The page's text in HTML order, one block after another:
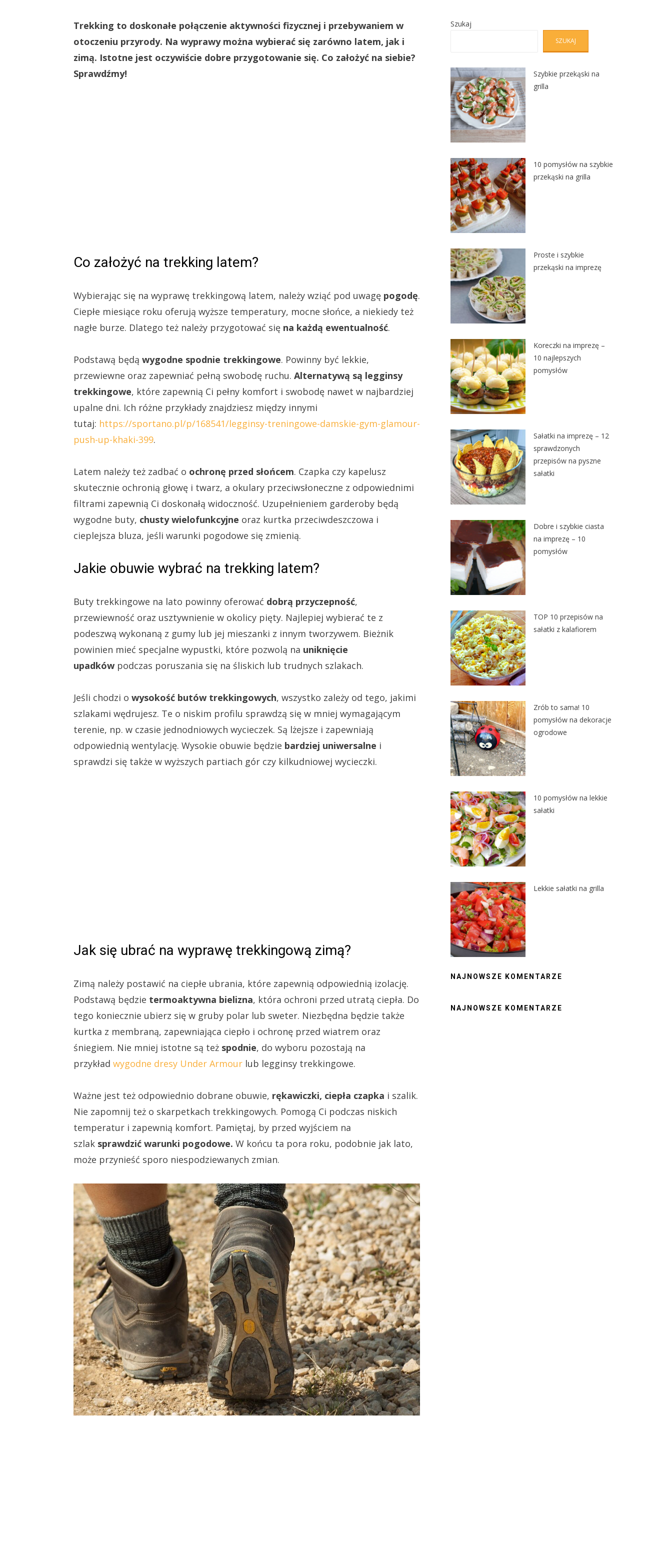
Trekking to doskonałe połączenie aktywności fizycznej i przebywaniem w
otoczeniu przyrody. Na wyprawy można wybierać się zarówno latem, jak i
zimą. Istotne jest oczywiście dobre przygotowanie się. Co założyć na siebie?
Sprawdźmy!
Co założyć na trekking latem?
Wybierając się na wyprawę trekkingową latem, należy wziąć pod uwagę pogodę.
Ciepłe miesiące roku oferują wyższe temperatury, mocne słońce, a niekiedy też
nagłe burze. Dlatego też należy przygotować się na każdą ewentualność.
Podstawą będą wygodne spodnie trekkingowe. Powinny być lekkie,
przewiewne oraz zapewniać pełną swobodę ruchu. Alternatywą są legginsy
trekkingowe, które zapewnią Ci pełny komfort i swobodę nawet w najbardziej
upalne dni. Ich różne przykłady znajdziesz między innymi
tutaj: https://sportano.pl/p/168541/legginsy-treningowe-damskie-gym-glamour-
push-up-khaki-399.
Latem należy też zadbać o ochronę przed słońcem. Czapka czy kapelusz
skutecznie ochronią głowę i twarz, a okulary przeciwsłoneczne z odpowiednimi
filtrami zapewnią Ci doskonałą widoczność. Uzupełnieniem garderoby będą
wygodne buty, chusty wielofunkcyjne oraz kurtka przeciwdeszczowa i
cieplejsza bluza, jeśli warunki pogodowe się zmienią.
Jakie obuwie wybrać na trekking latem?
Buty trekkingowe na lato powinny oferować dobrą przyczepność,
przewiewność oraz usztywnienie w okolicy pięty. Najlepiej wybierać te z
podeszwą wykonaną z gumy lub jej mieszanki z innym tworzywem. Bieżnik
powinien mieć specjalne wypustki, które pozwolą na uniknięcie
upadków podczas poruszania się na śliskich lub trudnych szlakach.
Jeśli chodzi o wysokość butów trekkingowych, wszystko zależy od tego, jakimi
szlakami wędrujesz. Te o niskim profilu sprawdzą się w mniej wymagającym
terenie, np. w czasie jednodniowych wycieczek. Są lżejsze i zapewniają
odpowiednią wentylację. Wysokie obuwie będzie bardziej uniwersalne i
sprawdzi się także w wyższych partiach gór czy kilkudniowej wycieczki.
Jak się ubrać na wyprawę trekkingową zimą?
Zimą należy postawić na ciepłe ubrania, które zapewnią odpowiednią izolację.
Podstawą będzie termoaktywna bielizna, która ochroni przed utratą ciepła. Do
tego koniecznie ubierz się w gruby polar lub sweter. Niezbędna będzie także
kurtka z membraną, zapewniająca ciepło i ochronę przed wiatrem oraz
śniegiem. Nie mniej istotne są też spodnie, do wyboru pozostają na
przykład wygodne dresy Under Armour lub legginsy trekkingowe.
Ważne jest też odpowiednio dobrane obuwie, rękawiczki, ciepła czapka i szalik.
Nie zapomnij też o skarpetkach trekkingowych. Pomogą Ci podczas niskich
temperatur i zapewnią komfort. Pamiętaj, by przed wyjściem na
szlak sprawdzić warunki pogodowe. W końcu ta pora roku, podobnie jak lato,
może przynieść sporo niespodziewanych zmian.
Szukaj
SZUKAJ
Szybkie przekąski na
grilla
10 pomysłów na szybkie
przekąski na grilla
Proste i szybkie
przekąski na imprezę
Koreczki na imprezę –
10 najlepszych
pomysłów
Sałatki na imprezę – 12
sprawdzonych
przepisów na pyszne
sałatki
Dobre i szybkie ciasta
na imprezę – 10
pomysłów
TOP 10 przepisów na
sałatki z kalafiorem
Zrób to sama! 10
pomysłów na dekoracje
ogrodowe
10 pomysłów na lekkie
sałatki
Lekkie sałatki na grilla
NAJNOWSZE KOMENTARZE
NAJNOWSZE KOMENTARZE